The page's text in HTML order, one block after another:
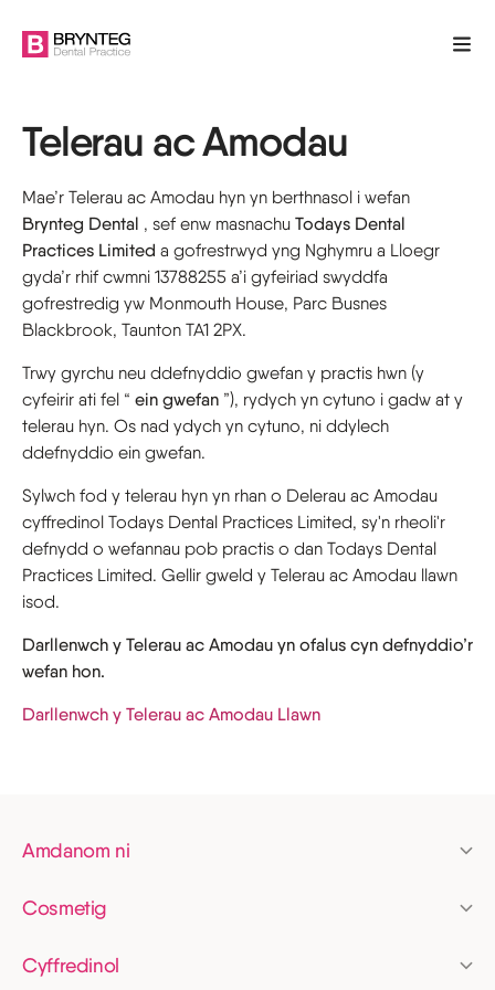
Telerau ac Amodau
Mae’r Telerau ac Amodau hyn yn berthnasol i wefan
Brynteg Dental , sef enw masnachu Todays Dental
Practices Limited a gofrestrwyd yng Nghymru a Lloegr
gyda’r rhif cwmni 13788255 a’i gyfeiriad swyddfa
gofrestredig yw Monmouth House, Parc Busnes
Blackbrook, Taunton TA1 2PX.
Trwy gyrchu neu ddefnyddio gwefan y practis hwn (y
cyfeirir ati fel “ ein gwefan ”), rydych yn cytuno i gadw at y
telerau hyn. Os nad ydych yn cytuno, ni ddylech
ddefnyddio ein gwefan.
Sylwch fod y telerau hyn yn rhan o Delerau ac Amodau
cyffredinol Todays Dental Practices Limited, sy'n rheoli'r
defnydd o wefannau pob practis o dan Todays Dental
Practices Limited. Gellir gweld y Telerau ac Amodau llawn
isod.
Darllenwch y Telerau ac Amodau yn ofalus cyn defnyddio’r
wefan hon.
Darllenwch y Telerau ac Amodau Llawn
Amdanom ni
Cyllid
Aelodaeth
Cosmetig
Invisalign
Cyffredinol